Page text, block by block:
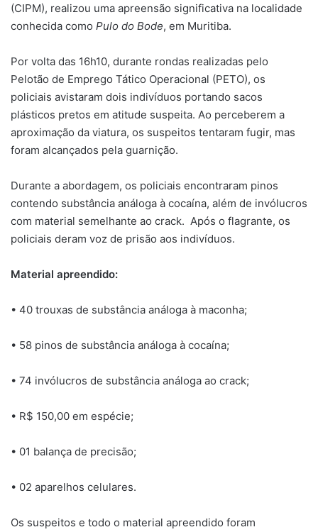
(CIPM), realizou uma apreensão significativa na localidade
conhecida como Pulo do Bode, em Muritiba.
Por volta das 16h10, durante rondas realizadas pelo
Pelotão de Emprego Tático Operacional (PETO), os
policiais avistaram dois indivíduos portando sacos
plásticos pretos em atitude suspeita. Ao perceberem a
aproximação da viatura, os suspeitos tentaram fugir, mas
foram alcançados pela guarnição.
Durante a abordagem, os policiais encontraram pinos
contendo substância análoga à cocaína, além de invólucros
com material semelhante ao crack. Após o flagrante, os
policiais deram voz de prisão aos indivíduos.
Material apreendido:
• 40 trouxas de substância análoga à maconha;
• 58 pinos de substância análoga à cocaína;
• 74 invólucros de substância análoga ao crack;
• R$ 150,00 em espécie;
• 01 balança de precisão;
• 02 aparelhos celulares.
Os suspeitos e todo o material apreendido foram